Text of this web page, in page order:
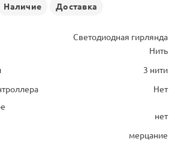
Наличие Доставка
Светодиодная гирлянда
Нить
3 нити
Нет
нет
мерцание